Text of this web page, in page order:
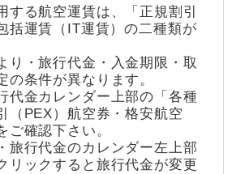
する航空運賃は、「正規割引
括運賃（IT運賃）の二種類が
り・旅行代金・入金期限・取
の条件が異なります。
代金カレンダー上部の「各種
（PEX）航空券・格安航空
ご確認下さい。
旅行代金のカレンダー左上部
リックすると旅行代金が変更